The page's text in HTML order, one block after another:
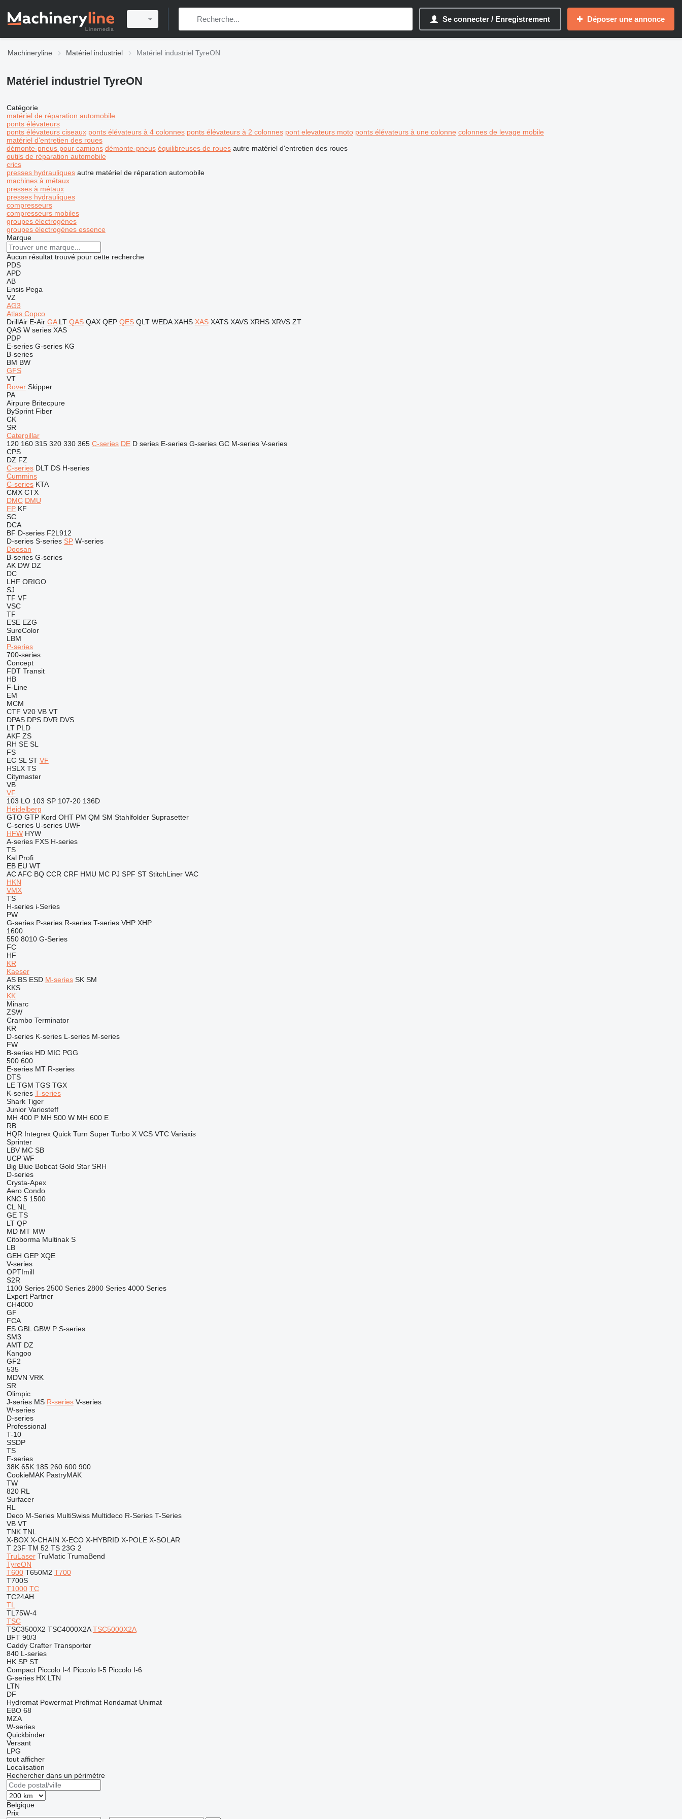
Se connecter / Enregistrement Déposer une annonce
Machineryline Matériel industriel Matériel industriel TyreON
Matériel industriel TyreON
Catégorie
matériel de réparation automobile
ponts élévateurs
ponts élévateurs ciseaux ponts élévateurs à 4 colonnes ponts élévateurs à 2 colonnes pont elevateurs moto ponts élévateurs à une colonne colonnes de levage mobile
matériel d'entretien des roues
démonte-pneus pour camions démonte-pneus équilibreuses de roues autre matériel d'entretien des roues
outils de réparation automobile
crics
presses hydrauliques autre matériel de réparation automobile
machines à métaux
presses à métaux
presses hydrauliques
compresseurs
compresseurs mobiles
groupes électrogènes
groupes électrogènes essence
Marque
Aucun résultat trouvé pour cette recherche
PDS
APD
AB
Ensis Pega
VZ
AG3
Atlas Copco
DrillAir E-Air GA LT QAS QAX QEP QES QLT WEDA XAHS XAS XATS XAVS XRHS XRVS ZT
QAS W series XAS
PDP
E-series G-series KG
B-series
BM BW
GFS
VT
Rover Skipper
PA
Airpure Britecpure
BySprint Fiber
CK
SR
Caterpillar
120 160 315 320 330 365 C-series DE D series E-series G-series GC M-series V-series
CPS
DZ FZ
C-series DLT DS H-series
Cummins
C-series KTA
CMX CTX
DMC DMU
FP KF
SC
DCA
BF D-series F2L912
D-series S-series SP W-series
Doosan
B-series G-series
AK DW DZ
DC
LHF ORIGO
SJ
TF VF
VSC
TF
ESE EZG
SureColor
LBM
P-series
700-series
Concept
FDT Transit
HB
F-Line
EM
MCM
CTF V20 VB VT
DPAS DPS DVR DVS
LT PLD
AKF ZS
RH SE SL
FS
EC SL ST VF
HSLX TS
Citymaster
VB
VF
103 LO 103 SP 107-20 136D
Heidelberg
GTO GTP Kord OHT PM QM SM Stahlfolder Suprasetter
C-series U-series UWF
HFW HYW
A-series FXS H-series
TS
Kal Profi
EB EU WT
AC AFC BQ CCR CRF HMU MC PJ SPF ST StitchLiner VAC
HKN
VMX
TS
H-series i-Series
PW
G-series P-series R-series T-series VHP XHP
1600
550 8010 G-Series
FC
HF
KR
Kaeser
AS BS ESD M-series SK SM
KKS
KK
Minarc
ZSW
Crambo Terminator
KR
D-series K-series L-series M-series
FW
B-series HD MIC PGG
500 600
E-series MT R-series
DTS
LE TGM TGS TGX
K-series T-series
Shark Tiger
Junior Variosteff
MH 400 P MH 500 W MH 600 E
RB
HQR Integrex Quick Turn Super Turbo X VCS VTC Variaxis
Sprinter
LBV MC SB
UCP WF
Big Blue Bobcat Gold Star SRH
D-series
Crysta-Apex
Aero Condo
KNC 5 1500
CL NL
GE TS
LT QP
MD MT MW
Citoborma Multinak S
LB
GEH GEP XQE
V-series
OPTImill
S2R
1100 Series 2500 Series 2800 Series 4000 Series
Expert Partner
CH4000
GF
FCA
ES GBL GBW P S-series
SM3
AMT DZ
Kangoo
GF2
535
MDVN VRK
SR
Olimpic
J-series MS R-series V-series
W-series
D-series
Professional
T-10
SSDP
TS
F-series
38K 65K 185 260 600 900
CookieMAK PastryMAK
TW
820 RL
Surfacer
RL
Deco M-Series MultiSwiss Multideco R-Series T-Series
VB VT
TNK TNL
X-BOX X-CHAIN X-ECO X-HYBRID X-POLE X-SOLAR
T 23F TM 52 TS 23G 2
TruLaser TruMatic TrumaBend
TyreON
T600 T650M2 T700
T700S
T1000 TC
TC24AH
TL
TL75W-4
TSC
TSC3500X2 TSC4000X2A TSC5000X2A
BFT 90/3
Caddy Crafter Transporter
840 L-series
HK SP ST
Compact Piccolo I-4 Piccolo I-5 Piccolo I-6
G-series HX LTN
LTN
DF
Hydromat Powermat Profimat Rondamat Unimat
EBO 68
MZA
W-series
Quickbinder
Versant
LPG
tout afficher
Localisation
Rechercher dans un périmètre
Belgique
Prix